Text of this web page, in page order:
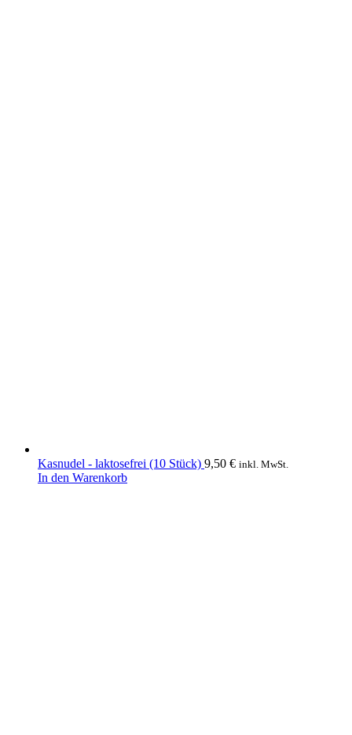
Kasnudel - laktosefrei (10 Stück) 9,50 € inkl. MwSt.
In den Warenkorb